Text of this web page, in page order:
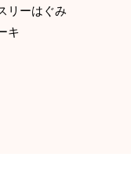
リーはぐみ
キ